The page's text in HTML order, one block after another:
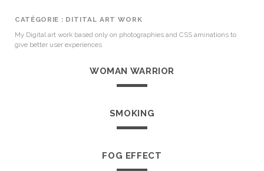
CATÉGORIE : DITITAL ART WORK
My Digital art work based only on photographies and CSS aminations to
give better user experiences
WOMAN WARRIOR
SMOKING
FOG EFFECT